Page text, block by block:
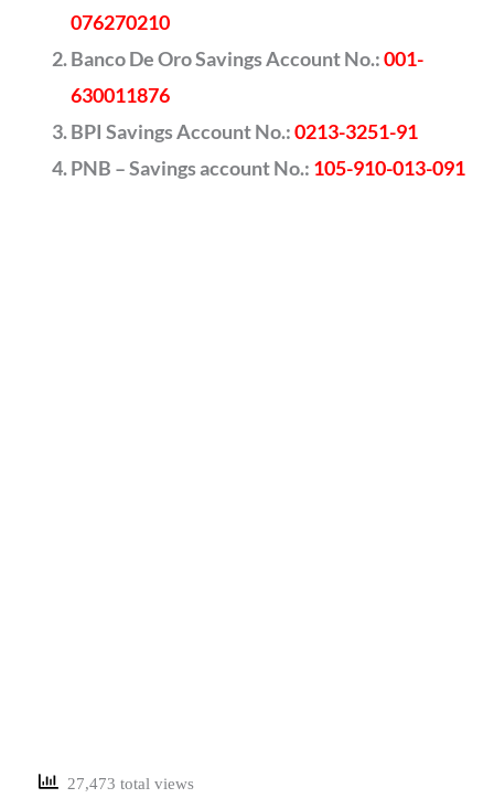
076270210
Banco De Oro Savings Account No.:001-
630011876
BPI Savings Account No.:0213-3251-91
PNB – Savings account No.: 105-910-013-091
27,473 total views